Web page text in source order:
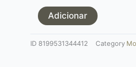
mount
1"
Adicionar
ID 8199531344412 Category